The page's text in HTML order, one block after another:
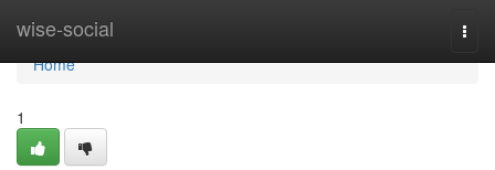
wise-social
Home
Home
1